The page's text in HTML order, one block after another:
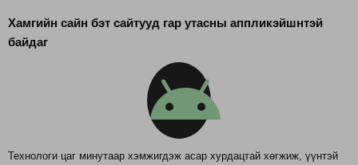
Хамгийн сайн бэт сайтууд гар утасны аппликэйшнтэй
байдаг
android
Технологи цаг минутаар хэмжигдэж асар хурдацтай хөгжиж, үүнтэй